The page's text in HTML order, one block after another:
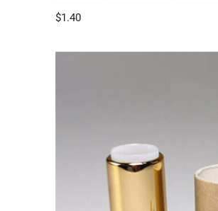
$1.40